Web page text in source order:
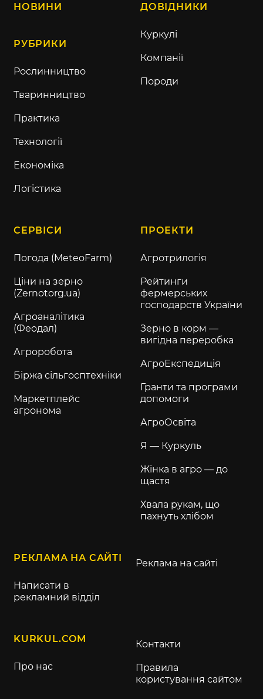
НОВИНИ
РУБРИКИ
Рослинництво
Тваринництво
Практика
Технології
Економіка
Логістика
ДОВІДНИКИ
Куркулі
Компанії
Породи
СЕРВІСИ
Погода (MeteoFarm)
Ціни на зерно
(Zernotorg.ua)
Агроаналітика
(Феодал)
Агроробота
Біржа сільгосптехніки
Маркетплейс
агронома
ПРОЕКТИ
Агротрилогія
Рейтинги
фермерських
господарств України
Зерно в корм —
вигідна переробка
АгроЕкспедиція
Гранти та програми
допомоги
АгроОсвіта
Я — Куркуль
Жінка в агро — до
щастя
Хвала рукам, що
пахнуть хлібом
РЕКЛАМА НА САЙТІ
Написати в
рекламний відділ
Реклама на сайті
KURKUL.COM
Про нас
Контакти
Правила
користування сайтом